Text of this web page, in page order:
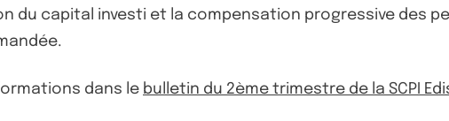
du capital investi et la compensation progressive des
dans le bulletin du 2ème trimestre de la SCPI